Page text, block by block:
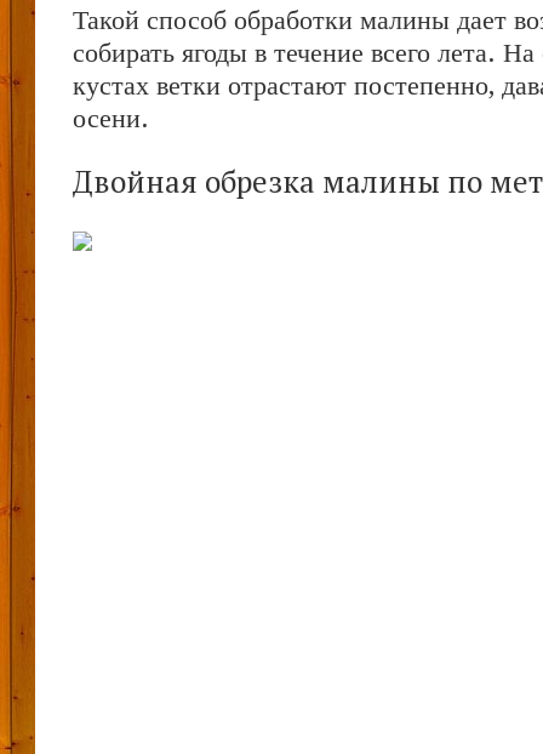
Такой способ обработки малины дает
собирать ягоды в течение всего лета.
кустах ветки отрастают постепенно,
осени.
Двойная обрезка малины по